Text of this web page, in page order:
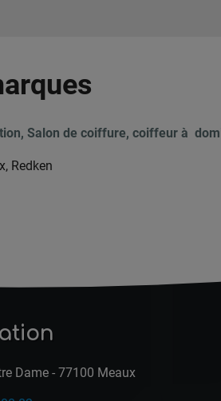
Salon de coiffure, coiffeur à
Redken
Dame - 77100 Meaux